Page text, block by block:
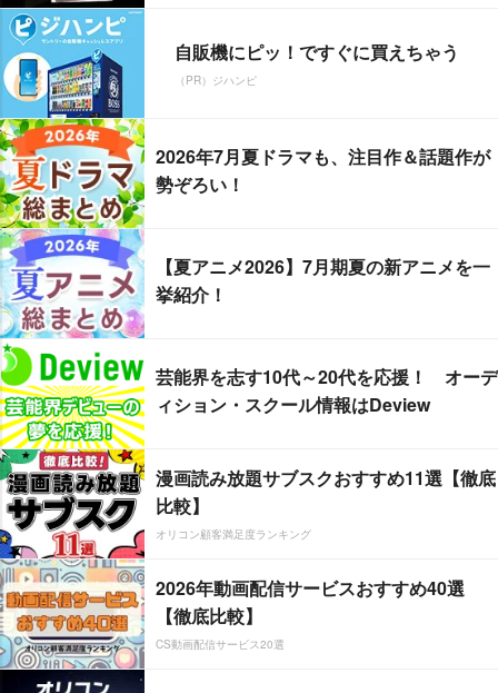
自販機にピッ！ですぐに買えちゃう
（PR）ジハンピ
2026年7月夏ドラマも、注目作＆話題作が
勢ぞろい！
【夏アニメ2026】7月期夏の新アニメを一
挙紹介！
芸能界を志す10代～20代を応援！ オーデ
ィション・スクール情報はDeview
漫画読み放題サブスクおすすめ11選【徹底
比較】
オリコン顧客満足度ランキング
2026年動画配信サービスおすすめ40選
【徹底比較】
CS動画配信サービス20選